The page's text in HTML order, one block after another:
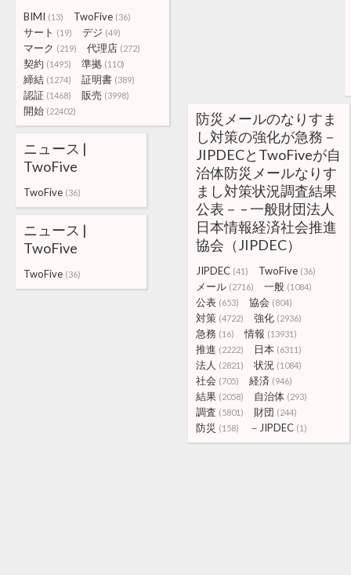
BIMI (13) TwoFive (36)
サート (19) デジ (49)
マーク (219) 代理店 (272)
契約 (1495) 準拠 (110)
締結 (1274) 証明書 (389)
認証 (1468) 販売 (3998)
開始 (22402)
防災メールのなりすま
し対策の強化が急務－
JIPDECとTwoFiveが自
治体防災メールなりす
まし対策状況調査結果
公表－ – 一般財団法人
日本情報経済社会推進
協会（JIPDEC）
JIPDEC (41) TwoFive (36)
メール (2716) 一般 (1084)
公表 (653) 協会 (804)
対策 (4722) 強化 (2936)
急務 (16) 情報 (13931)
推進 (2222) 日本 (6311)
法人 (2821) 状況 (1084)
社会 (705) 経済 (946)
結果 (2058) 自治体 (293)
調査 (5801) 財団 (244)
防災 (158) －JIPDEC (1)
ニュース |
TwoFive
TwoFive (36)
ニュース |
TwoFive
TwoFive (36)